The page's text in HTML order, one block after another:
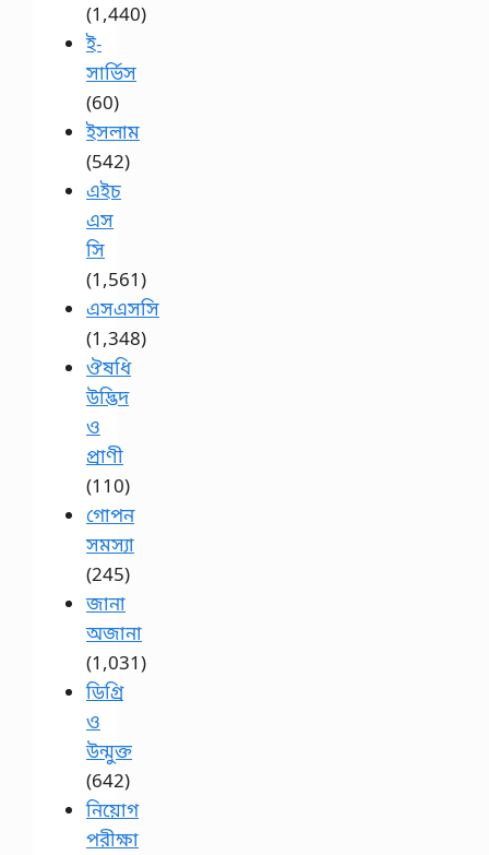
(1,440)
ই-
সার্ভিস
(60)
ইসলাম
(542)
এইচ
এস
সি
(1,561)
এসএসসি
(1,348)
ঔষধি
উদ্ভিদ
ও
প্রাণী
(110)
গোপন
সমস্যা
(245)
জানা
অজানা
(1,031)
ডিগ্রি
ও
উন্মুক্ত
(642)
নিয়োগ
পরীক্ষা